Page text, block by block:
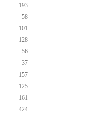
193
58
101
128
56
37
157
125
161
424